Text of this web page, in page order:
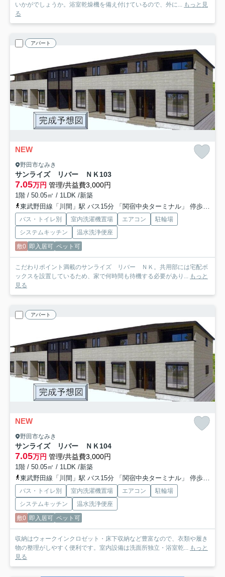
いかがでしょうか。浴室乾燥機を備え付けているので、外に... もっと見
る
アパート
NEW
野田市なみき
サンライズ リバー ＮＫ103
7.05万円 管理/共益費3,000円
1階 / 50.05㎡ / 1LDK /新築
東武野田線「川間」駅 バス15分 「関宿中央ターミナル」 停歩4分
バス・トイレ別 室内洗濯機置場 エアコン
駐輪場
システムキッチン
温水洗浄便座
敷0 即入居可 ペット可
こだわりポイント満載のサンライズ リバー ＮＫ。共用部には宅配ボ
ックスを設置しているため、家で何時間も待機する必要があり... もっと
見る
アパート
NEW
野田市なみき
サンライズ リバー ＮＫ104
7.05万円 管理/共益費3,000円
1階 / 50.05㎡ / 1LDK /新築
東武野田線「川間」駅 バス15分 「関宿中央ターミナル」 停歩4分
バス・トイレ別 室内洗濯機置場 エアコン
駐輪場
システムキッチン
温水洗浄便座
敷0 即入居可 ペット可
収納はウォークインクロゼット・床下収納など豊富なので、衣類や履き
物の整理がしやすく便利です。室内設備は洗面所独立・浴室乾... もっと
見る